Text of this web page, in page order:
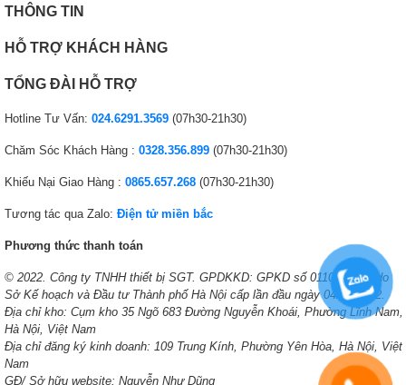
THÔNG TIN
HỖ TRỢ KHÁCH HÀNG
TỔNG ĐÀI HỖ TRỢ
Hotline Tư Vấn: 024.6291.3569 (07h30-21h30)
Chăm Sóc Khách Hàng : 0328.356.899 (07h30-21h30)
Khiếu Nại Giao Hàng : 0865.657.268 (07h30-21h30)
Tương tác qua Zalo: Điện tử miền bắc
Phương thức thanh toán
© 2022. Công ty TNHH thiết bị SGT. GPDKKD: GPKD số 0110138378 do
Sở Kế hoạch và Đầu tư Thành phố Hà Nội cấp lần đầu ngày 04/10/2022.
Địa chỉ kho: Cụm kho 35 Ngõ 683 Đường Nguyễn Khoái, Phường Lĩnh Nam,
Hà Nội, Việt Nam
Địa chỉ đăng ký kinh doanh: 109 Trung Kính, Phường Yên Hòa, Hà Nội, Việt
Nam
GĐ/ Sở hữu website: Nguyễn Như Dũng